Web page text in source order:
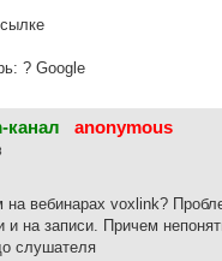
? Google
канал anonymous
на вебинарах voxlink?
и на записи. Причем
слушателя